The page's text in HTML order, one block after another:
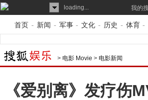
loading... 我的
首页 - 新闻 - 军事 - 文化 - 历史 - 体育 -
> 电影 Movie > 电影新闻
《爱别离》发疗伤